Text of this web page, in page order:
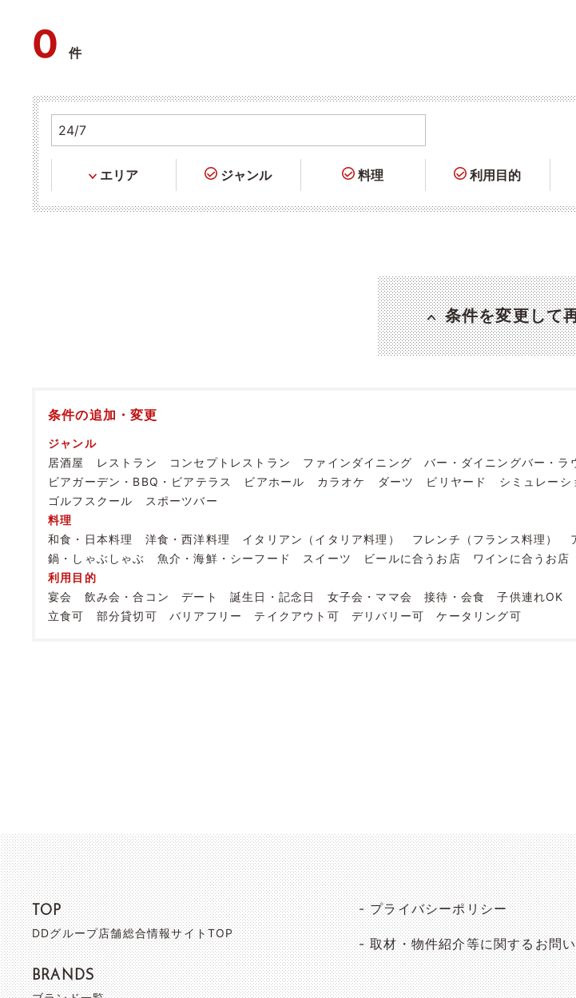
0件
エリア ジャンル 料理 利用目的
条件を変更して
条件の追加・変更
ジャンル
居酒屋
レストラン コンセプトレストラン ファインダイニング バー・ダイニングバー・ラ
ビアガーデン・BBQ・ビアテラス
ビアホール カラオケ ダーツ ビリヤード シミュレーシ
ゴルフスクール
スポーツバー
料理
和食・日本料理
洋食・西洋料理 イタリアン（イタリア料理） フレンチ（フランス料理）
鍋・しゃぶしゃぶ
魚介・海鮮・シーフード スイーツ ビールに合うお店 ワインに合うお店
利用目的
宴会
飲み会・合コン デート 誕生日・記念日 女子会・ママ会 接待・会食 子供連れOK
立食可
部分貸切可 バリアフリー テイクアウト可 デリバリー可 ケータリング可
TOP
DDグループ店舗総合情報サイトTOP
BRANDS
プライバシーポリシー
取材・物件紹介等に関するお問